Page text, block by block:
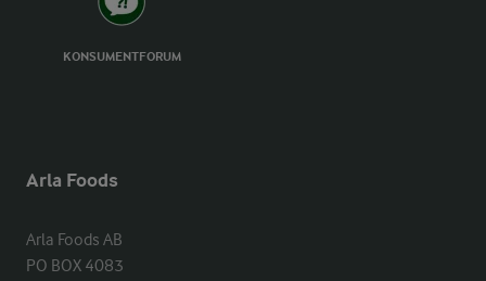
KONSUMENTFORUM
Arla Foods
Arla Foods AB
PO BOX 4083